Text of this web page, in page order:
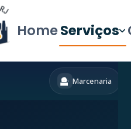
HomeServiços
Marcenaria